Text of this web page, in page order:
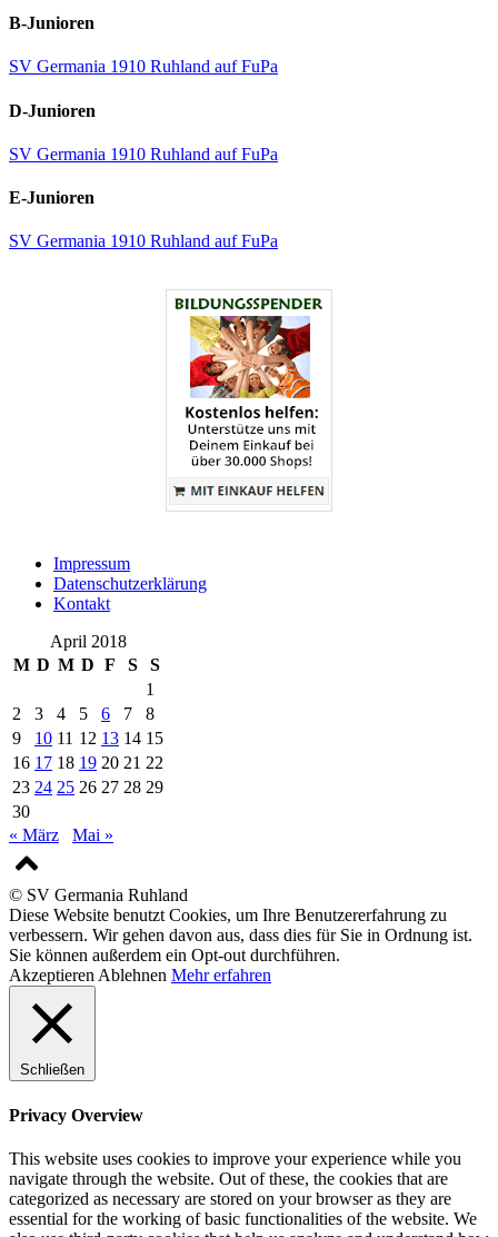
B-Junioren
SV Germania 1910 Ruhland auf FuPa
D-Junioren
SV Germania 1910 Ruhland auf FuPa
E-Junioren
SV Germania 1910 Ruhland auf FuPa
Impressum
Datenschutzerklärung
Kontakt
April 2018
M D M D F S
S
1
2
3 4 5 6 7
8
9
10 11 12 13 14 15
16 17 18 19 20 21 22
23 24 25 26 27 28 29
30
« März
Mai »
© SV Germania Ruhland
Diese Website benutzt Cookies, um Ihre Benutzererfahrung zu
verbessern. Wir gehen davon aus, dass dies für Sie in Ordnung ist.
Sie können außerdem ein Opt-out durchführen.
Akzeptieren Ablehnen Mehr erfahren
Schließen
Privacy Overview
This website uses cookies to improve your experience while you
navigate through the website. Out of these, the cookies that are
categorized as necessary are stored on your browser as they are
essential for the working of basic functionalities of the website. We